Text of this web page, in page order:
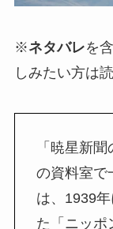
※ネタバレを
しみたい方は
「暁星新
の資料室で
は、1939
た「ニッポ